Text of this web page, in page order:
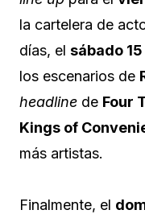
la cartelera de
días, el sábado 15
los escenarios de
headline de Four
Kings of
más artistas.
Finalmente, el